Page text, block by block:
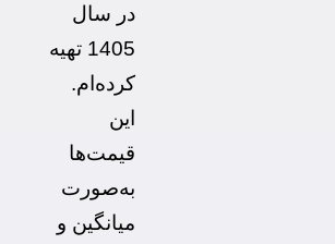
در سال
1405 تهیه
کرده‌ام.
این
قیمت‌ها
به‌صورت
میانگین و